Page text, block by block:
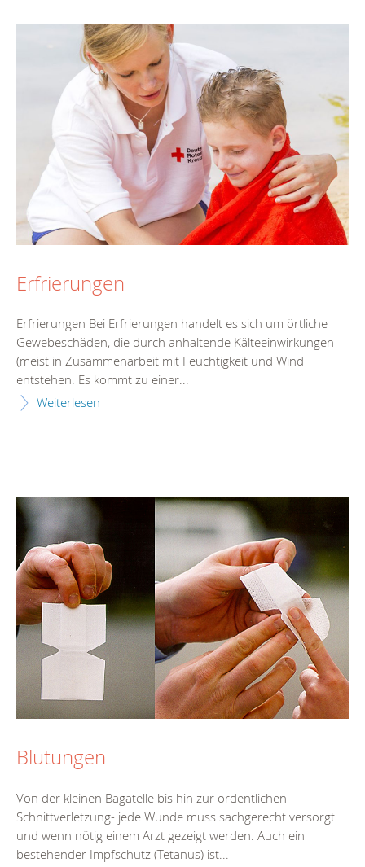
Erfrierungen
Erfrierungen Bei Erfrierungen handelt es sich um örtliche
Gewebeschäden, die durch anhaltende Kälteeinwirkungen
(meist in Zusammenarbeit mit Feuchtigkeit und Wind
entstehen. Es kommt zu einer...
Weiterlesen
Blutungen
Von der kleinen Bagatelle bis hin zur ordentlichen
Schnittverletzung- jede Wunde muss sachgerecht versorgt
und wenn nötig einem Arzt gezeigt werden. Auch ein
bestehender Impfschutz (Tetanus) ist...